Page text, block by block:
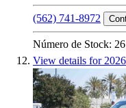
(562) 741-8972
Número de Stock:
View details for